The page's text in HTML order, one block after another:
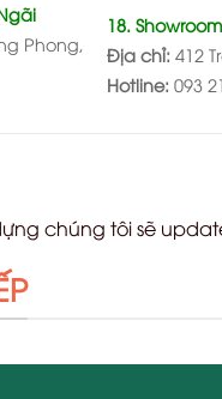
Phong,
18.
Địa chỉ: 412
Hotline: 093
chúng tôi sẽ